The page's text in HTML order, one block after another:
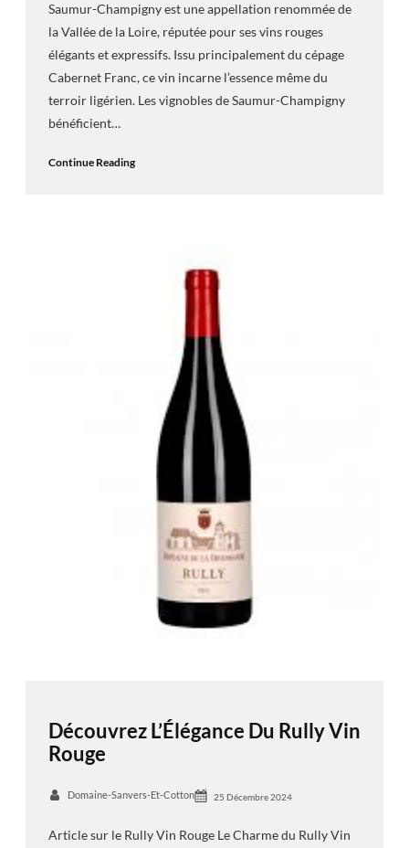
Saumur-Champigny est une appellation renommée de
la Vallée de la Loire, réputée pour ses vins rouges
élégants et expressifs. Issu principalement du cépage
Cabernet Franc, ce vin incarne l’essence même du
terroir ligérien. Les vignobles de Saumur-Champigny
bénéficient…
Continue Reading
Découvrez L’Élégance Du Rully Vin
Rouge
Domaine-Sanvers-Et-Cotton 25 Décembre 2024
Article sur le Rully Vin Rouge Le Charme du Rully Vin